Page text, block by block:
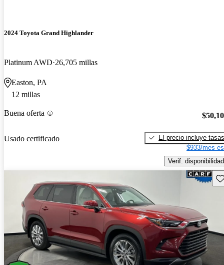
2024 Toyota Grand Highlander
Platinum AWD 26,705 millas
Easton, PA
12 millas
Buena oferta
Usado certificado
El precio incluye tasas
$933/mes
Verif. disponibilidad